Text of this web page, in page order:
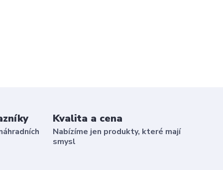
Kvalita a cena
Nabízíme jen produkty, které mají
smysl